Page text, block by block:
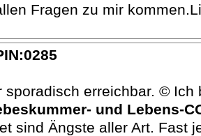
Fragen zu mir
sporadisch erreichbar. ©
und Lebens-
sind Ängste aller Art. Fast